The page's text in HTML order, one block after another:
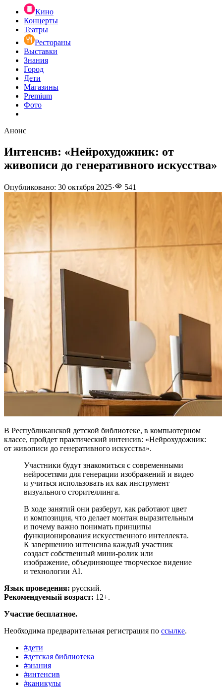
Кино
Концерты
Театры
Рестораны
Выставки
Знания
Город
Дети
Магазины
Premium
Фото
Анонс
Интенсив: «Нейрохудожник: от
живописи до генеративного искусства»
Опубликовано: 30 октября 2025· 541
В Республиканской детской библиотеке, в компьютерном
классе, пройдет практический интенсив: «Нейрохудожник:
от живописи до генеративного искусства».
Участники будут знакомиться с современными
нейросетями для генерации изображений и видео
и учиться использовать их как инструмент
визуального сторителлинга.
В ходе занятий они разберут, как работают цвет
и композиция, что делает монтаж выразительным
и почему важно понимать принципы
функционирования искусственного интеллекта.
К завершению интенсива каждый участник
создаст собственный мини-ролик или
изображение, объединяющее творческое видение
и технологии AI.
Язык проведения: русский.
Рекомендуемый возраст: 12+.
Участие бесплатное.
Необходима предварительная регистрация по ссылке.
#дети
#детская библиотека
#знания
#интенсив
#каникулы